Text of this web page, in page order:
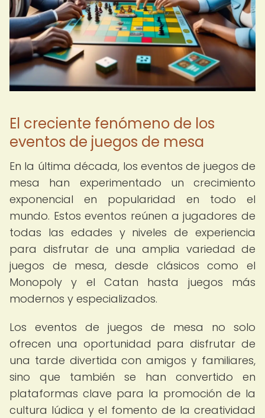
El creciente fenómeno de los
eventos de juegos de mesa
En la última década, los eventos de juegos de
mesa han experimentado un crecimiento
exponencial en popularidad en todo el
mundo. Estos eventos reúnen a jugadores de
todas las edades y niveles de experiencia
para disfrutar de una amplia variedad de
juegos de mesa, desde clásicos como el
Monopoly y el Catan hasta juegos más
modernos y especializados.
Los eventos de juegos de mesa no solo
ofrecen una oportunidad para disfrutar de
una tarde divertida con amigos y familiares,
sino que también se han convertido en
plataformas clave para la promoción de la
cultura lúdica y el fomento de la creatividad